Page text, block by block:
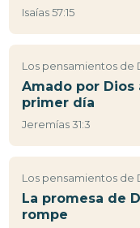
Isaías 57:15
Los pensamientos de
Amado por Dios
primer día
Jeremías 31:3
Los pensamientos de
La promesa de
rompe